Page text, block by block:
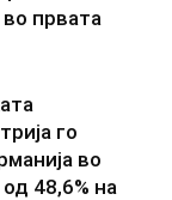
првата
го
во
48,6% на